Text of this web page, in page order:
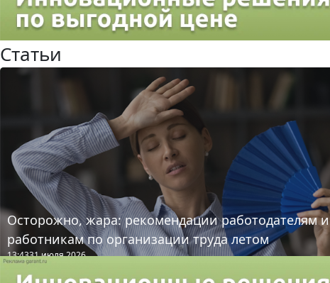
Статьи
Осторожно, жара: рекомендации работодателям и
работникам по организации труда летом
13:4331 июля 2026